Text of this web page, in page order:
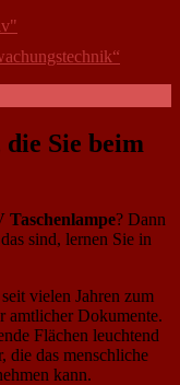
Sie beim
Taschenlampe? Dann
sind, lernen Sie in
vielen Jahren zum
amtlicher Dokumente.
Flächen leuchtend
die das menschliche
kann.